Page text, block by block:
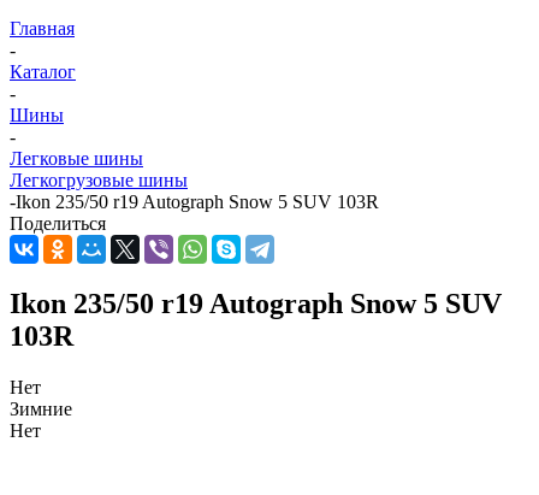
Главная
-
Каталог
-
Шины
-
Легковые шины
Легкогрузовые шины
-Ikon 235/50 r19 Autograph Snow 5 SUV 103R
Поделиться
Ikon 235/50 r19 Autograph Snow 5 SUV
103R
Нет
Зимние
Нет